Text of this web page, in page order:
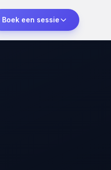
Boek een sessie